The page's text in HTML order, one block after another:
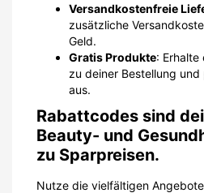
Versandkostenfreie
zusätzliche
Geld.
Gratis Produkte: Erhalte
zu deiner Bestellung
aus.
Rabattcodes sind
Beauty- und
zu Sparpreisen.
Nutze die vielfältigen